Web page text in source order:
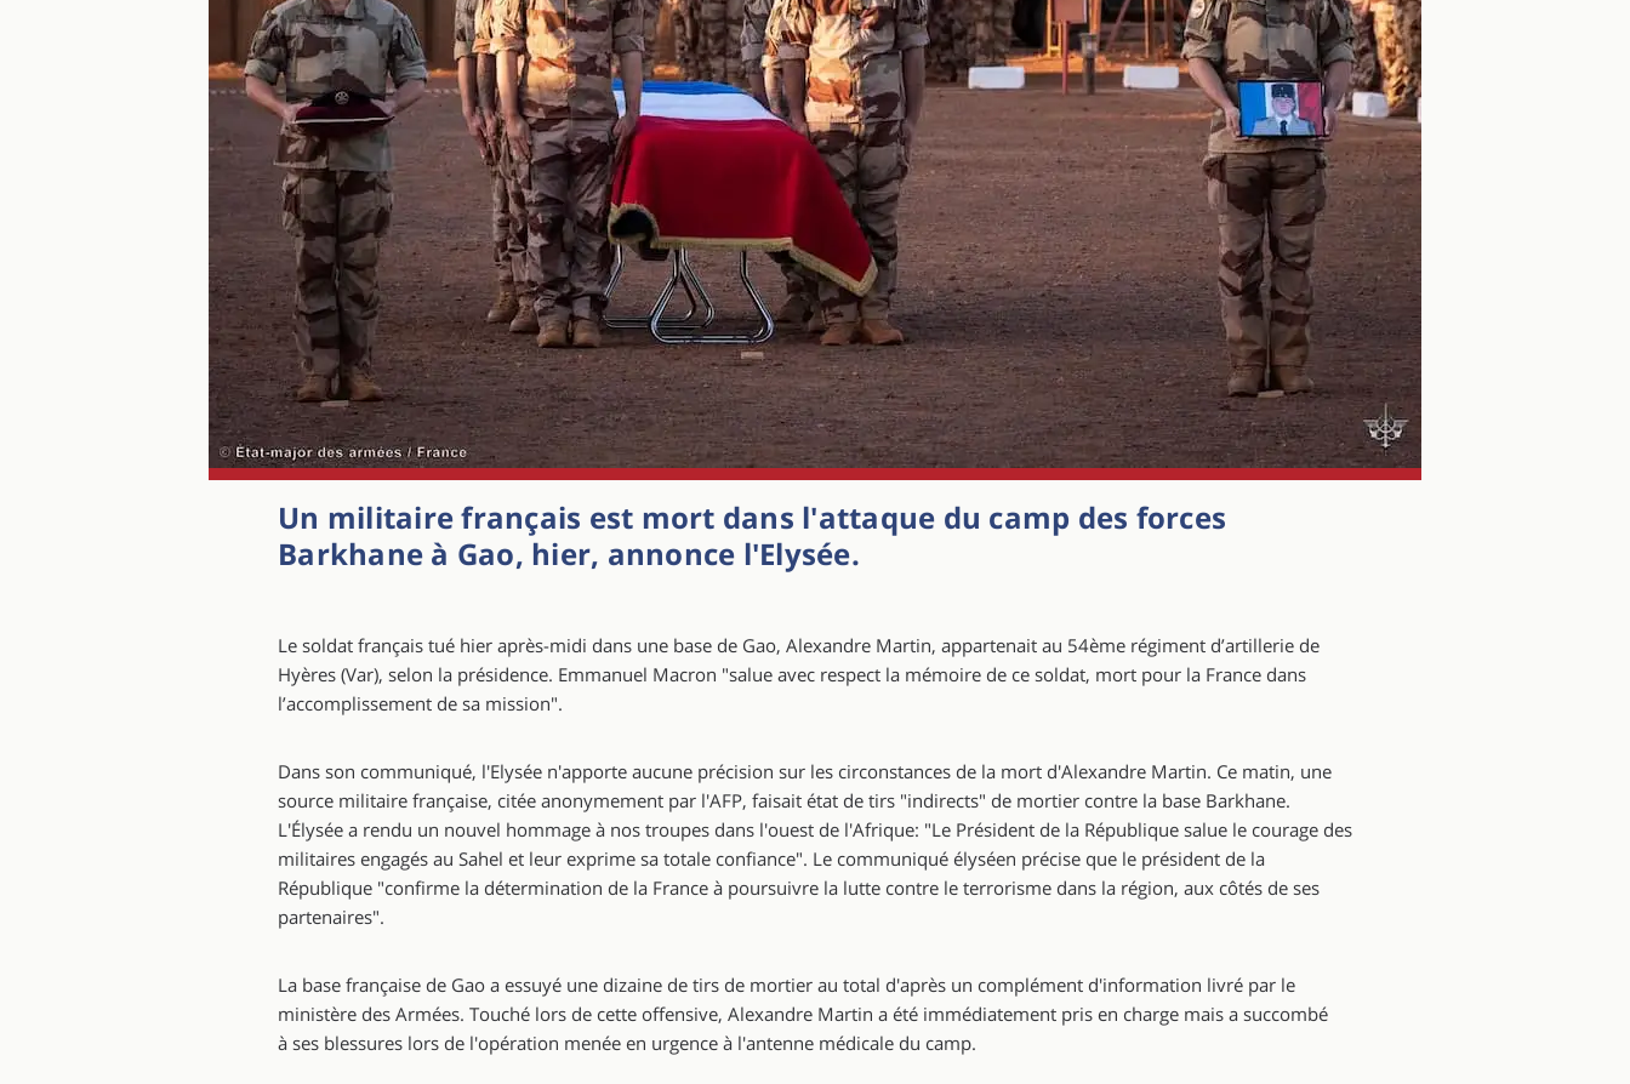
Un militaire français est mort dans l'attaque du camp des forces
Barkhane à Gao, hier, annonce l'Elysée.
Le soldat français tué hier après-midi dans une base de Gao, Alexandre Martin, appartenait au 54ème régiment d’artillerie de
Hyères (Var), selon la présidence. Emmanuel Macron "salue avec respect la mémoire de ce soldat, mort pour la France dans
l’accomplissement de sa mission".
Dans son communiqué, l'Elysée n'apporte aucune précision sur les circonstances de la mort d'Alexandre Martin. Ce matin, une
source militaire française, citée anonymement par l'AFP, faisait état de tirs "indirects" de mortier contre la base Barkhane.
L'Élysée a rendu un nouvel hommage à nos troupes dans l'ouest de l'Afrique: "Le Président de la République salue le courage des
militaires engagés au Sahel et leur exprime sa totale confiance". Le communiqué élyséen précise que le président de la
République "confirme la détermination de la France à poursuivre la lutte contre le terrorisme dans la région, aux côtés de ses
partenaires".
La base française de Gao a essuyé une dizaine de tirs de mortier au total d'après un complément d'information livré par le
ministère des Armées. Touché lors de cette offensive, Alexandre Martin a été immédiatement pris en charge mais a succombé
à ses blessures lors de l'opération menée en urgence à l'antenne médicale du camp.